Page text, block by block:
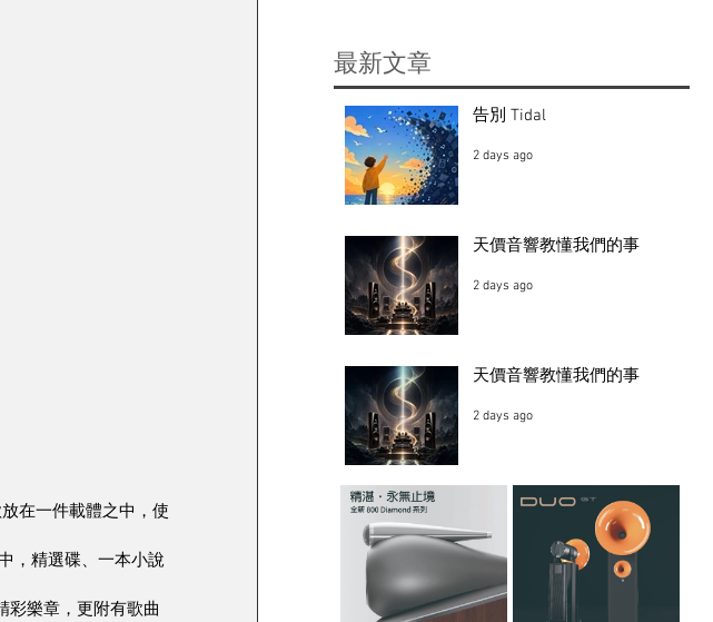
在一件載體之中，使
，精選碟、一本小說
彩樂章，更附有歌曲
​最新文章
告別 Tidal
2 days ago
天價音響教懂我們的事
2 days ago
天價音響教懂我們的事
2 days ago